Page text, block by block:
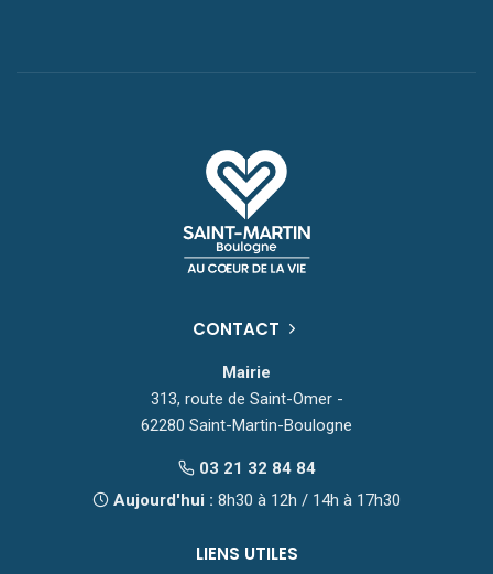
CONTACT
Mairie
313, route de Saint-Omer -
62280 Saint-Martin-Boulogne
03 21 32 84 84
Aujourd'hui : 8h30 à 12h / 14h à 17h30
LIENS UTILES